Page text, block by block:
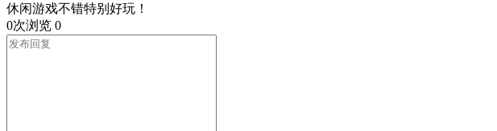
休闲游戏不错特别好玩！
0次浏览 0